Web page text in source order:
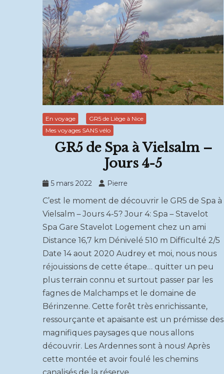
En voyage
GR5 de Liège à Nice
Mes voyages SANS vélo
GR5 de Spa à Vielsalm –
Jours 4-5
5 mars 2022 Pierre
C’est le moment de découvrir le GR5 de Spa à
Vielsalm – Jours 4-5? Jour 4: Spa – Stavelot
Spa Gare Stavelot Logement chez un ami
Distance 16,7 km Dénivelé 510 m Difficulté 2/5
Date 14 aout 2020 Audrey et moi, nous nous
réjouissions de cette étape… quitter un peu
plus terrain connu et surtout passer par les
fagnes de Malchamps et le domaine de
Bérinzenne. Cette forêt très enrichissante,
ressourçante et apaisante est un prémisse des
magnifiques paysages que nous allons
découvrir. Les Ardennes sont à nous! Après
cette montée et avoir foulé les chemins